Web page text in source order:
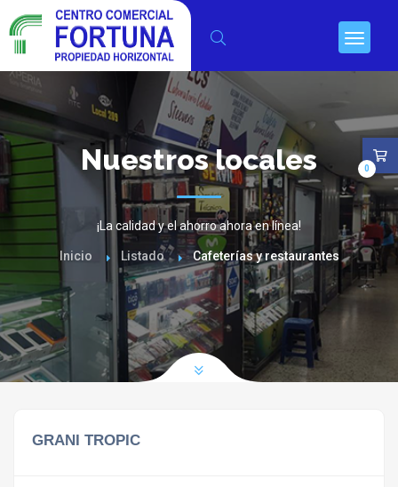
Nuestros locales
¡La calidad y el ahorro ahora en línea!
Inicio Listado Cafeterías y restaurantes
GRANI TROPIC
0